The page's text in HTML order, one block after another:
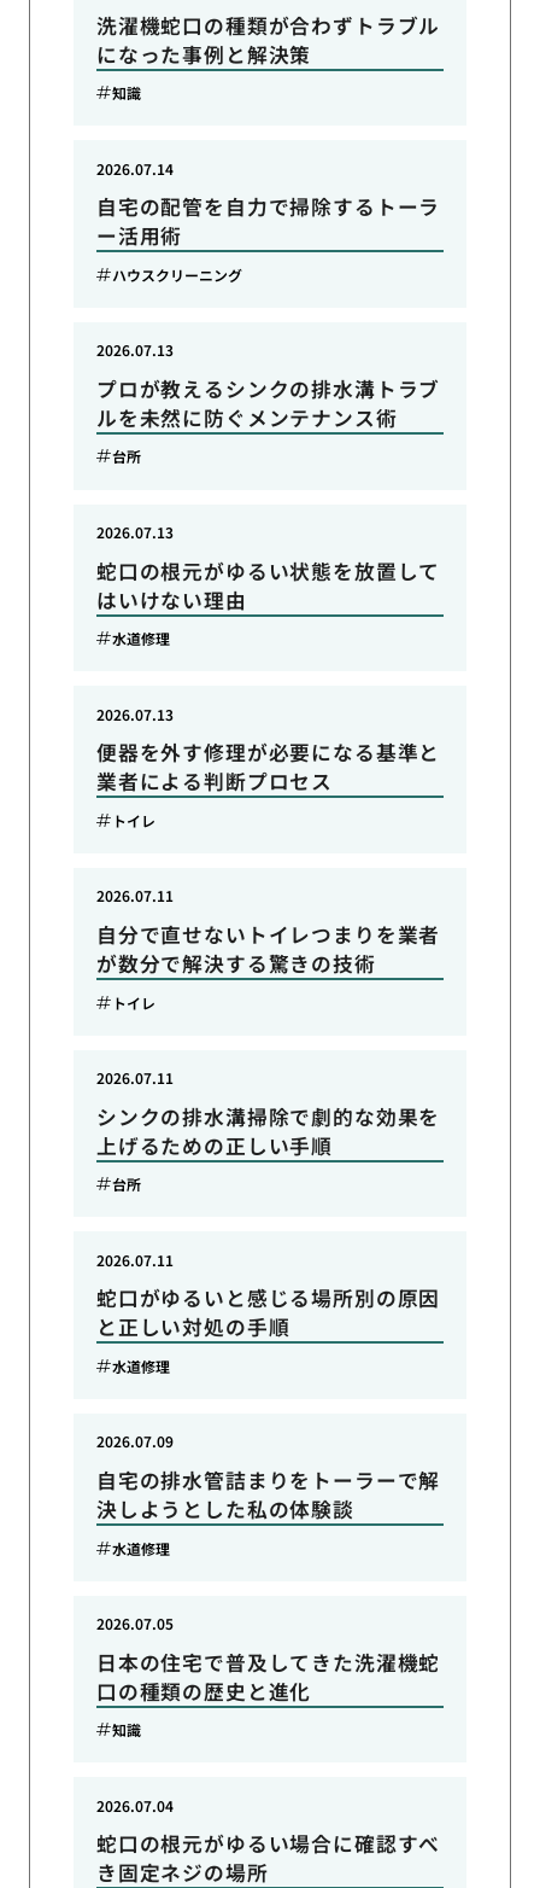
洗濯機蛇口の種類が合わずトラブル
になった事例と解決策
知識
自宅の配管を自力で掃除するトーラ
ー活用術
2026.07.14
ハウスクリーニング
プロが教えるシンクの排水溝トラブ
ルを未然に防ぐメンテナンス術
2026.07.13
台所
蛇口の根元がゆるい状態を放置して
はいけない理由
2026.07.13
水道修理
便器を外す修理が必要になる基準と
業者による判断プロセス
2026.07.13
トイレ
自分で直せないトイレつまりを業者
が数分で解決する驚きの技術
2026.07.11
トイレ
シンクの排水溝掃除で劇的な効果を
上げるための正しい手順
2026.07.11
台所
蛇口がゆるいと感じる場所別の原因
と正しい対処の手順
2026.07.11
水道修理
自宅の排水管詰まりをトーラーで解
決しようとした私の体験談
2026.07.09
水道修理
日本の住宅で普及してきた洗濯機蛇
口の種類の歴史と進化
2026.07.05
知識
蛇口の根元がゆるい場合に確認すべ
き固定ネジの場所
2026.07.04